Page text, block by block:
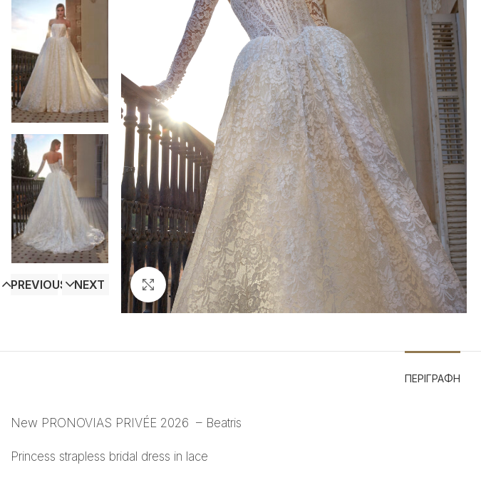
Click to enlarge
PREVIOUS NEXT
ΠΕΡΙΓΡΑΦΉ
New PRONOVIAS PRIVÉE 2026 – Beatris
Princess strapless bridal dress in lace